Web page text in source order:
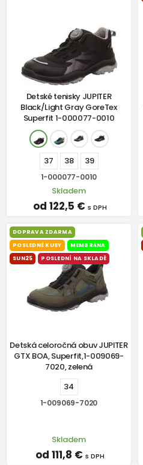
Detské tenisky JUPITER
Black/Light Gray GoreTex
Superfit 1-000077-0010
37 38 39
1-000077-0010
Skladem
od 122,5 € s DPH
DOPRAVA ZDARMA
POSLEDNÉ KUSY
MEMBRÁNA
SUN25
POSLEDNÍ NA SKLADĚ
Detská celoročná obuv JUPITER
GTX BOA, Superfit,1-009069-
7020, zelená
34
1-009069-7020
Skladem
od 111,8 € s DPH